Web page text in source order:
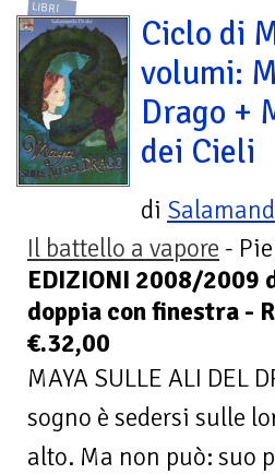
LIBRI
Ciclo di
volumi:
Drago +
dei Cieli
di
Il battello a vapore -
EDIZIONI 2008/2009
doppia con finestra -
€.32,00
MAYA SULLE ALI DEL
sogno è sedersi sulle
alto. Ma non può: suo